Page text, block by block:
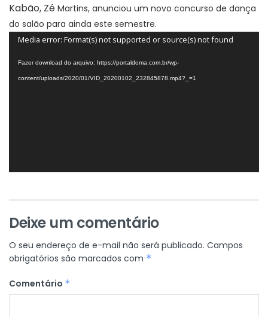
Kabão, Zé Martins, anunciou um novo concurso de dança
do salão para ainda este semestre.
Tocador
Media error: Format(s) not supported or source(s) not found
Fazer download do arquivo: https://portaldoma.com.br/wp-
content/uploads/2020/01/VID_20200102_232845878.mp4?_=1
Deixe um comentário
O seu endereço de e-mail não será publicado. Campos
obrigatórios são marcados com *
Comentário *